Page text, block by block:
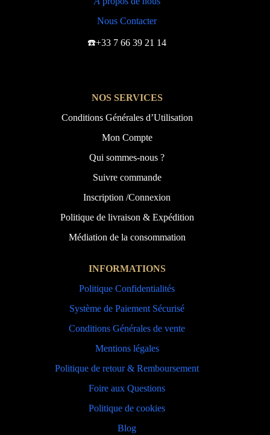
Nous Contacter
☎️+33 7 66 39 21 14
NOS SERVICES
Conditions Générales d’Utilisation
Mon Compte
Qui sommes-nous ?
Suivre commande
Inscription /Connexion
Politique de livraison & Expédition
Médiation de la consommation
INFORMATIONS
Politique Confidentialités
Système de Paiement Sécurisé
Conditions Générales de vente
Mentions légales
Politique de retour & Remboursement
Foire aux Questions
Politique de cookies
Blog